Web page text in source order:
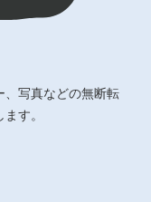
、写真などの無断転
す。